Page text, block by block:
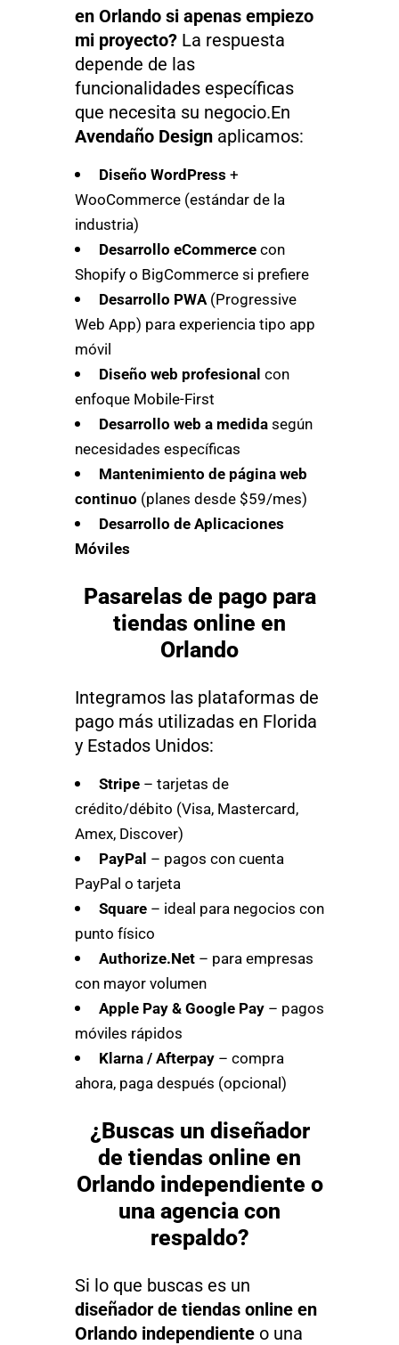
en Orlando si apenas empiezo
mi proyecto? La respuesta
depende de las
funcionalidades específicas
que necesita su negocio.En
Avendaño Design aplicamos:
Diseño WordPress +
WooCommerce (estándar de la
industria)
Desarrollo eCommerce con
Shopify o BigCommerce si prefiere
Desarrollo PWA (Progressive
Web App) para experiencia tipo app
móvil
Diseño web profesional con
enfoque Mobile-First
Desarrollo web a medida según
necesidades específicas
Mantenimiento de página web
continuo (planes desde $59/mes)
Desarrollo de Aplicaciones
Móviles
Pasarelas de pago para
tiendas online en
Orlando
Integramos las plataformas de
pago más utilizadas en Florida
y Estados Unidos:
Stripe – tarjetas de
crédito/débito (Visa, Mastercard,
Amex, Discover)
PayPal – pagos con cuenta
PayPal o tarjeta
Square – ideal para negocios con
punto físico
Authorize.Net – para empresas
con mayor volumen
Apple Pay & Google Pay – pagos
móviles rápidos
Klarna / Afterpay – compra
ahora, paga después (opcional)
¿Buscas un diseñador
de tiendas online en
Orlando independiente o
una agencia con
respaldo?
Si lo que buscas es un
diseñador de tiendas online en
Orlando independiente o una